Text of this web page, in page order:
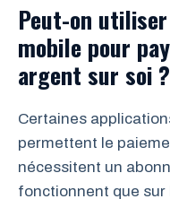
Peut-on
mobile pour
argent sur soi ?
Certaines
permettent le
nécessitent un
fonctionnent que sur